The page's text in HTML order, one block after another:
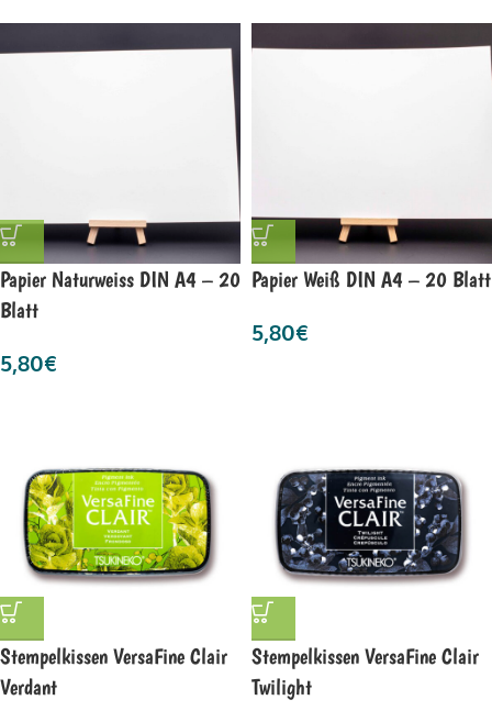
Papier Naturweiss DIN A4 – 20
Blatt
5,80€
Papier Weiß DIN A4 – 20 Blatt
5,80€
Stempelkissen VersaFine Clair
Verdant
Stempelkissen VersaFine Clair
Twilight